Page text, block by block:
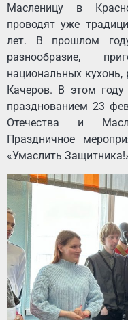
Масленицу в
проводят уже
лет. В прошлом
разнообразие,
национальных кухонь,
Качеров. В этом
празднованием 23
Отечества и
Праздничное
«Умаслить